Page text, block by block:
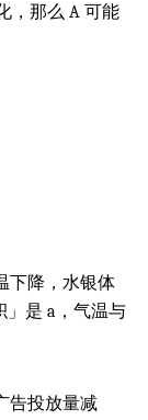
，那么 A 可能
下降，水银体
」是 a，气温与
告投放量减